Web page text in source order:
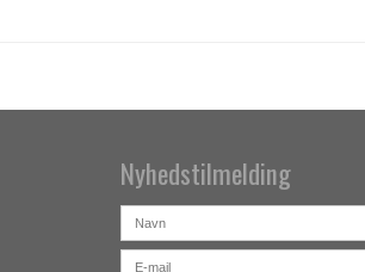
Nyhedstilmelding